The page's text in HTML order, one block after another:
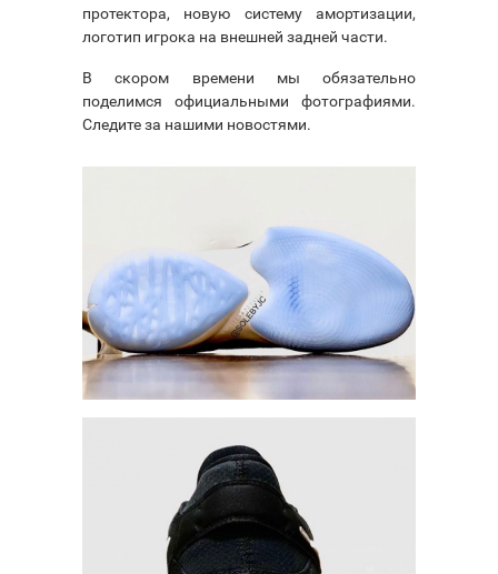
протектора, новую систему амортизации,
логотип игрока на внешней задней части.
В скором времени мы обязательно
поделимся официальными фотографиями.
Следите за нашими новостями.